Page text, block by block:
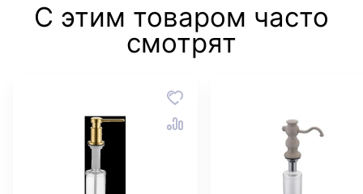
С этим товаром часто
смотрят